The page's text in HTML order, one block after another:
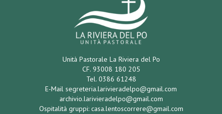
Unità Pastorale La Riviera del Po
CF. 93008 180 205
Tel. 0386 61248
E-Mail segreteria.larivieradelpo@gmail.com
archivio.larivieradelpo@gmail.com
Ospitalità gruppi: casa.lentoscorrere@gmail.com